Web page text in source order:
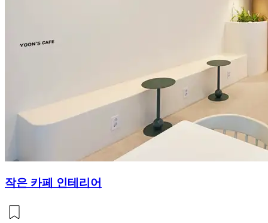
작은 카페 인테리어